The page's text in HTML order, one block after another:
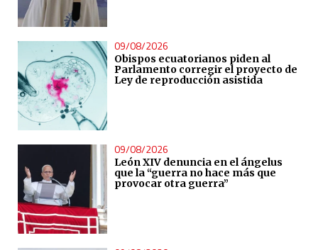
09/08/2026
Obispos ecuatorianos piden al
Parlamento corregir el proyecto de
Ley de reproducción asistida
09/08/2026
León XIV denuncia en el ángelus
que la “guerra no hace más que
provocar otra guerra”